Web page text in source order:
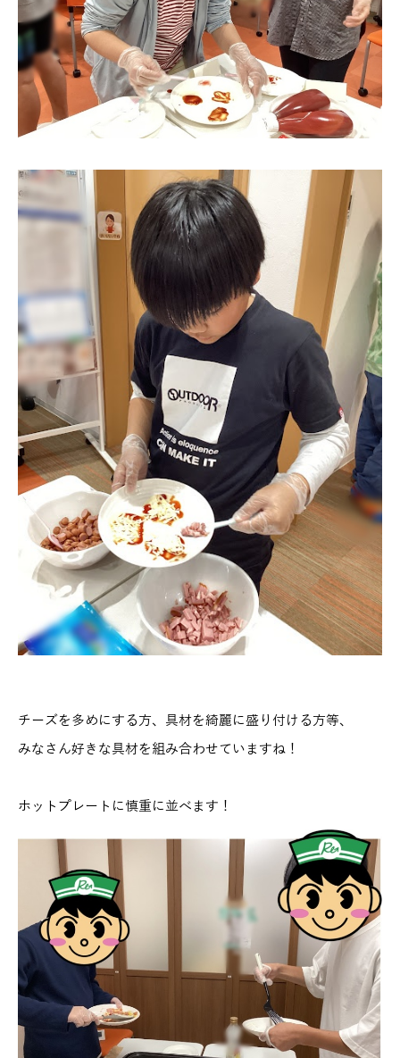
チーズを多めにする方、具材を綺麗に盛り付ける方等、
みなさん好きな具材を組み合わせていますね！
ホットプレートに慎重に並べます！